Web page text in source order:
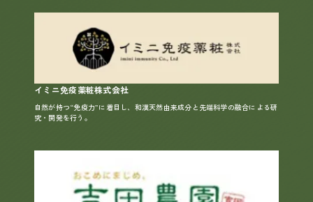
イミニ免疫薬粧株式会社
自然が持つ“免疫力”に着目し、和漢天然由来成分と先端科学の融合による研
究・開発を行う。